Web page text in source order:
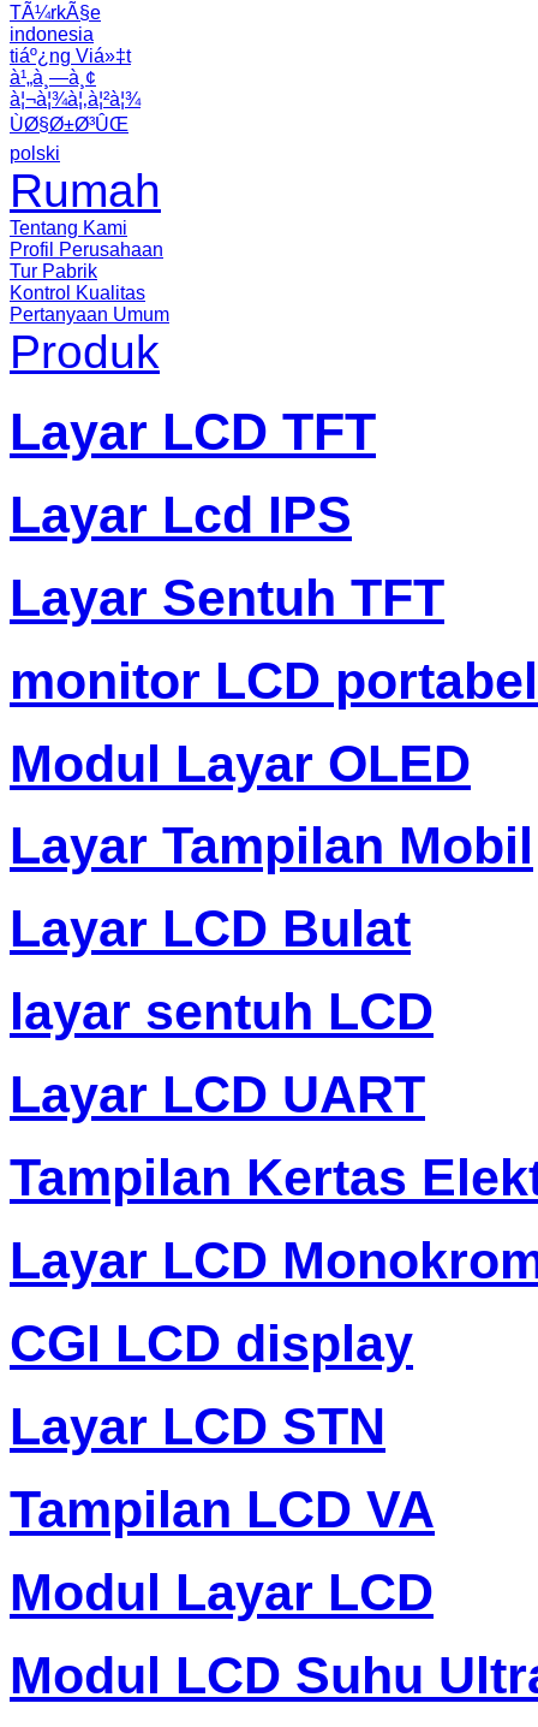
TÃ¼rkÃ§e
indonesia
tiáº¿ng Viá»‡t
à¹„à¸—à¸¢
à¦¬à¦¾à¦‚à¦²à¦¾
ÙØ§Ø±Ø³ÛŒ
polski
Rumah
Tentang Kami
Profil Perusahaan
Tur Pabrik
Kontrol Kualitas
Pertanyaan Umum
Produk
Layar LCD TFT
Layar Lcd IPS
Layar Sentuh TFT
monitor LCD portabel
Modul Layar OLED
Layar Tampilan Mobil
Layar LCD Bulat
layar sentuh LCD
Layar LCD UART
Tampilan Kertas
Layar LCD
CGI LCD display
Layar LCD STN
Tampilan LCD VA
Modul Layar LCD
Modul LCD Suhu